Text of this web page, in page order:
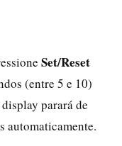
Set/Reset
(entre 5 e 10)
parará de
automaticamente.